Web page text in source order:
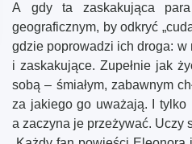
A gdy ta zaskakująca
geograficznym, by odkryć
gdzie poprowadzi ich droga:
i zaskakujące. Zupełnie jak
sobą – śmiałym, zabawnym
za jakiego go uważają. I
a zaczyna je przeżywać. Uczy